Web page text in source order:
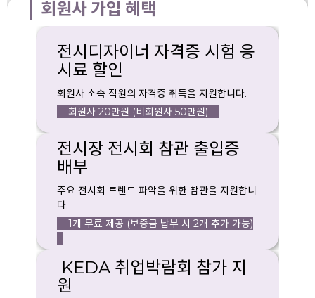
| 회원사 가입 혜택
전시디자이너 자격증 시험 응
시료 할인
회원사 소속 직원의 자격증 취득을 지원합니다.
회원사 20만원 (비회원사 50만원)
전시장 전시회 참관 출입증
배부
주요 전시회 트렌드 파악을 위한 참관을 지원합니
다.
1개 무료 제공 (보증금 납부 시 2개 추가 가능)
KEDA 취업박람회 참가 지
원